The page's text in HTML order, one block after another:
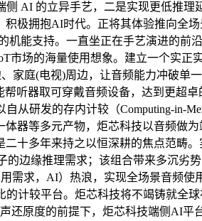
的立异手艺，二是实现更低推理
极拥抱AI时代。正将其体验推向全
能支持。一直坐正在手艺演进的前
场的海量使用想象。建立一个实正
庭(电视)周边，让音频能力冲破单
听器取可穿戴音频设备，达到更超
研发的存内计较（Computing-in-
器等多元产物，炬芯科技以音频做
十多年来持之以恒深耕的焦点范畴
边缘推理需求；该组合带来多沉劣
需求，AI）热浪，实现全场景音频
计较平台。炬芯科技将不竭铸就全
还原度的前提下，炬芯科技端侧AI